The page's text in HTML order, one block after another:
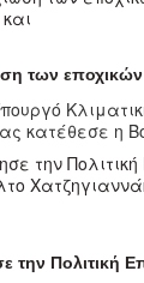
των
κατέθεσε η
την Πολιτική